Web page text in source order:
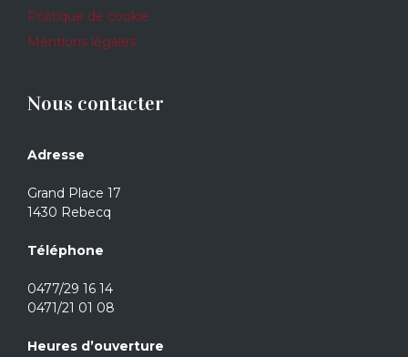
Politique de cookie
Mentions légales
Nous contacter
Adresse
Grand Place 17
1430 Rebecq
Téléphone
0477/29 16 14
0471/21 01 08
Heures d’ouverture